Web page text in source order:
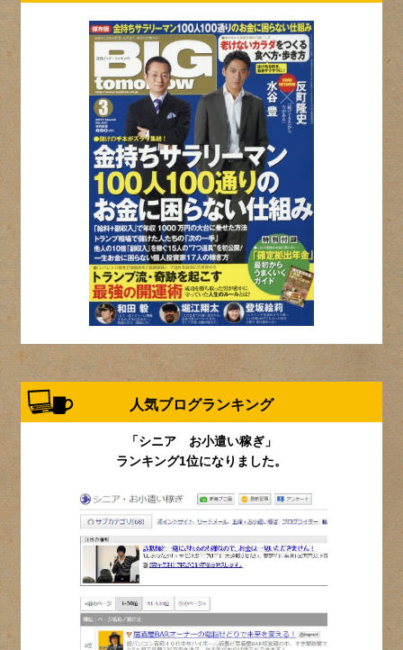
人気ブログランキング
「シニア お小遣い稼ぎ」
ランキング1位になりました。